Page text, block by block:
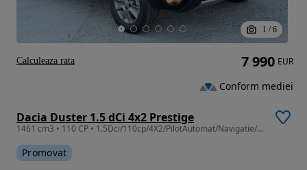
1 / 6
Dacia Duster 1.5 dCi 4x2 Prestige
1461 cm3 • 110 CP • 1.5Dci/110cp/4X2/PilotAutomat/Navigatie/Garantie12-36luni/JanteAliaj
Promovat
7 990 EUR
Conform mediei
Calculeaza rata